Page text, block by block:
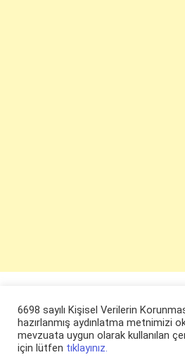
6698 sayılı Kişisel Verilerin
hazırlanmış aydınlatma metnimizi
mevzuata uygun olarak kullanılan
için lütfen tıklayınız.